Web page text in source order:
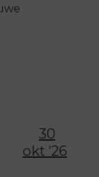
30
okt '26